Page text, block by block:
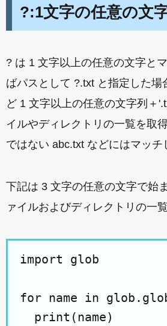
?:1文字の任意の文
? は 1 文字以上の任意の文字と
ばパスとして ?.txt と指定した場
ど 1 文字以上の任意の文字列＋
イルやディレクトリの一覧を取
ではない abc.txt などにはマッチ
下記は 3 文字の任意の文字で始
ァイルおよびディレクトリの一
import glob
for name in
  print(name)